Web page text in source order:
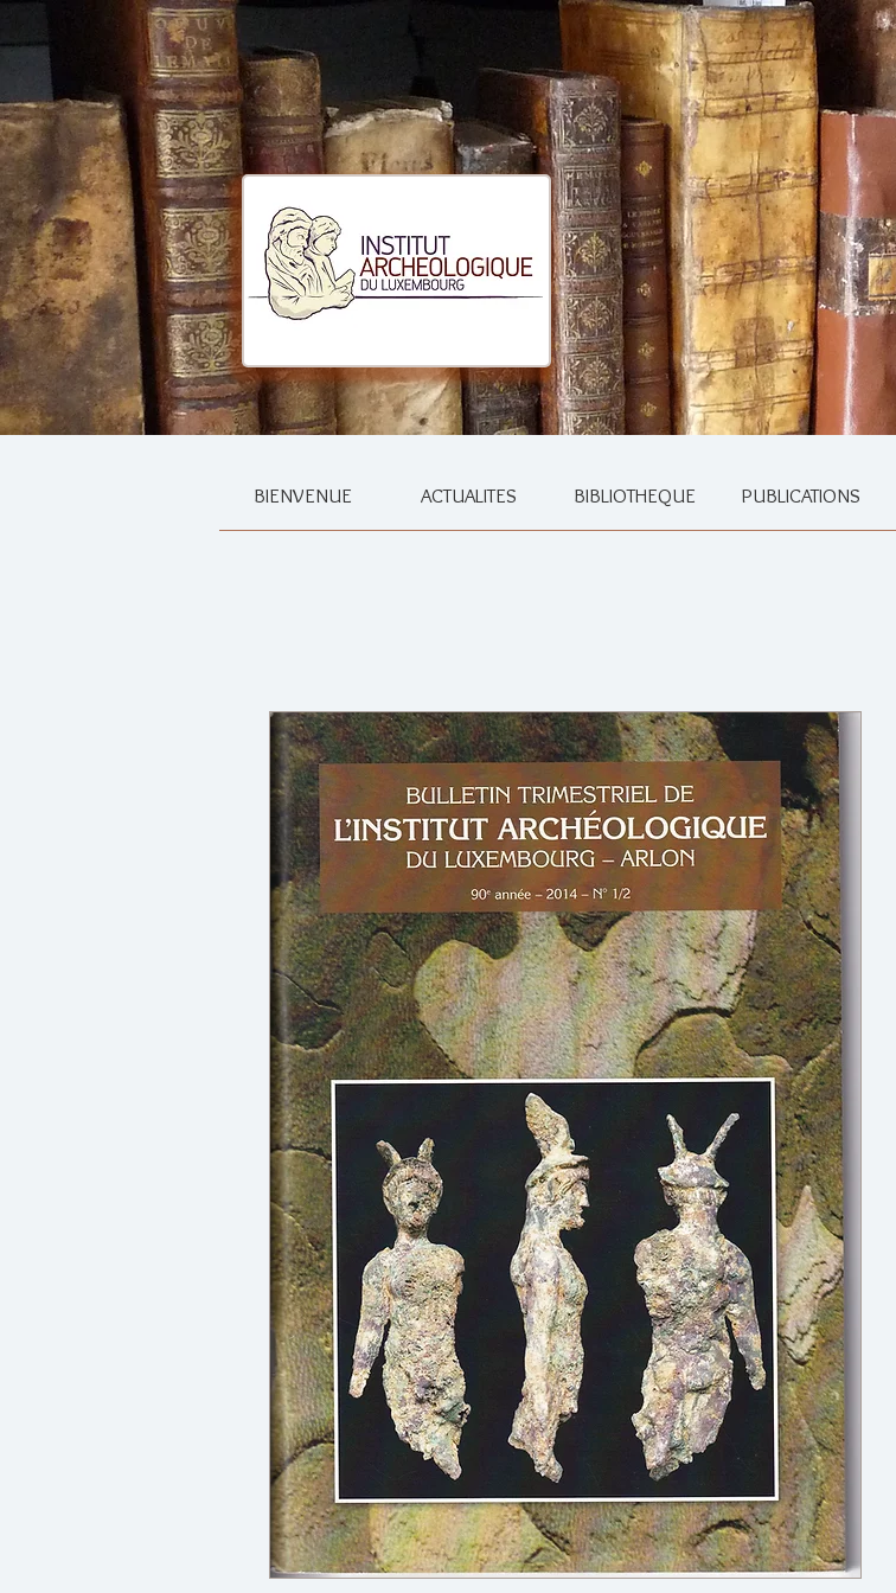
BIENVENUE ACTUALITES BIBLIOTHEQUE PUBLICATIONS